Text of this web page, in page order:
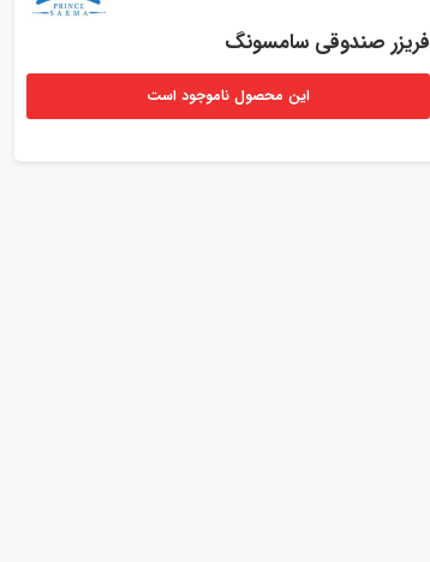
فریزر صندوقی سامسونگ
این محصول ناموجود است